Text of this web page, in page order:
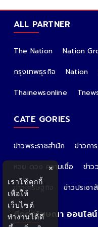
ALL PARTNER
The Nation Nation
กรุงเทพธุรกิจ
Nation
Thainewsonline
CATE GORIES
ข่าวพระราชสำนัก ข่าวกา
หวย ดวง ความเชื่อ
ข่าว
ข่าวเศรษฐกิจ
ข่าวประช
ติดต่อโฆษณา ออนไลน์
×
เราใช้คุกกี้
เพื่อให้
เว็บไซต์
ทำงานได้ดี